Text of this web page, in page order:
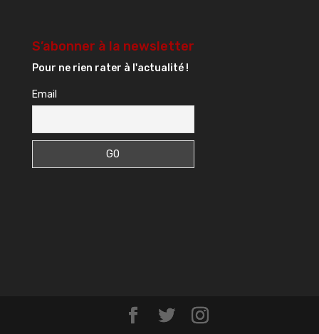
S’abonner à la newsletter
Pour ne rien rater à l'actualité !
Email